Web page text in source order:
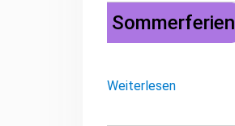
Sommerferien
Weiterlesen